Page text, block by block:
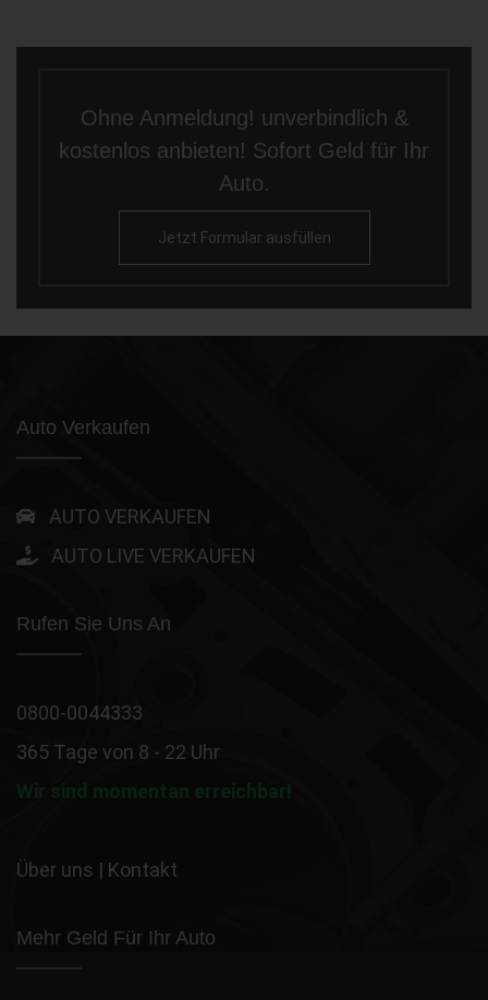
Ohne Anmeldung! unverbindlich &
kostenlos anbieten! Sofort Geld für Ihr
Auto.
Jetzt Formular ausfüllen
Auto Verkaufen
AUTO VERKAUFEN
AUTO LIVE VERKAUFEN
Rufen Sie Uns An
0800-0044333
365 Tage von 8 - 22 Uhr
Wir sind momentan erreichbar!
Über uns | Kontakt
Mehr Geld Für Ihr Auto